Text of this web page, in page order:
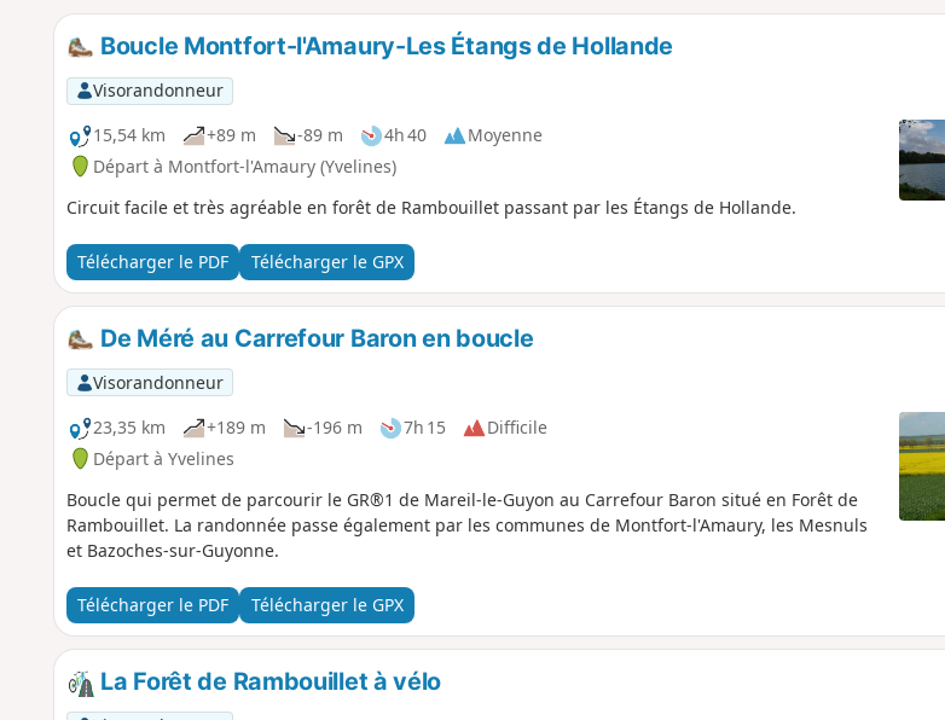
Boucle Montfort-l'Amaury-Les Étangs de Hollande
Visorandonneur
15,54 km
+89 m -89 m 4h 40
Moyenne
Départ à Montfort-l'Amaury (Yvelines)
Circuit facile et très agréable en forêt de Rambouillet passant par les Étangs de Hollande.
Télécharger le PDF Télécharger le GPX
De Méré au Carrefour Baron en boucle
Visorandonneur
23,35 km
+189 m -196 m 7h 15
Difficile
Départ à Yvelines
Boucle qui permet de parcourir le GR®1 de Mareil-le-Guyon au Carrefour Baron situé en Forêt de
Rambouillet. La randonnée passe également par les communes de Montfort-l'Amaury, les Mesnuls
et Bazoches-sur-Guyonne.
Télécharger le PDF Télécharger le GPX
La Forêt de Rambouillet à vélo